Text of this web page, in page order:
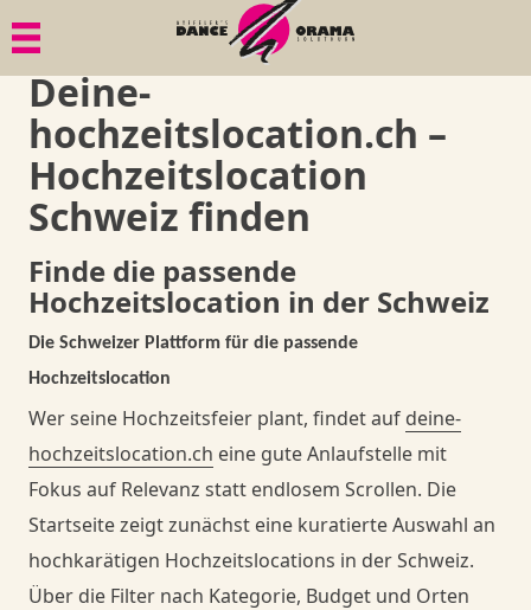
Deine-
hochzeitslocation.ch –
Hochzeitslocation
Schweiz finden
Finde die passende
Hochzeitslocation in der Schweiz
Die Schweizer Plattform für die passende
Hochzeitslocation
Wer seine Hochzeitsfeier plant, findet auf deine-
hochzeitslocation.ch eine gute Anlaufstelle mit
Fokus auf Relevanz statt endlosem Scrollen. Die
Startseite zeigt zunächst eine kuratierte Auswahl an
hochkarätigen Hochzeitslocations in der Schweiz.
Über die Filter nach Kategorie, Budget und Orten
Menü
Paartanz
Senioren
Mama in Motion
Anlässe, Privatkurse, Privatunterricht
Member
Danceorama Bern
Menü
Geschichte
Philosophie
Member
Goodies
Shop
Menü
Bildgalerien
Dies & Das
Gesundheit
Member
Goodies
Menü
1. Tanzkurs
Tänze
Ball-Knigge
Quadrille
Member
Danceorama Bern